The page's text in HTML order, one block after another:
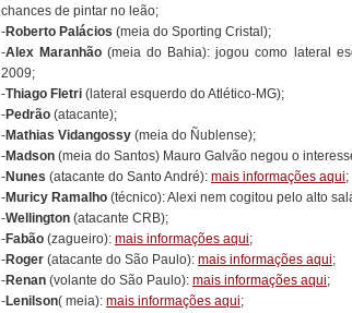
chances de pintar no leão;
-Roberto Palácios (meia do Sporting Cristal);
-Alex Maranhão (meia do Bahia): jogou como lateral
2009;
-Thiago Fletri (lateral esquerdo do Atlético-MG);
-Pedrão (atacante);
-Mathias Vidangossy (meia do Ñublense);
-Madson (meia do Santos) Mauro Galvão negou o
-Nunes (atacante do Santo André): mais informações aqui;
-Muricy Ramalho (técnico): Alexi nem cogitou pelo alto
-Wellington (atacante CRB);
-Fabão (zagueiro): mais informações aqui;
-Roger (atacante do São Paulo): mais informações aqui;
-Renan (volante do São Paulo): mais informações aqui;
-Lenilson( meia): mais informações aqui;